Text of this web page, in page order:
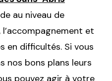
au niveau de
l’accompagnement et
en difficultés. Si vous
nos bons plans leurs
pouvez agir à votre